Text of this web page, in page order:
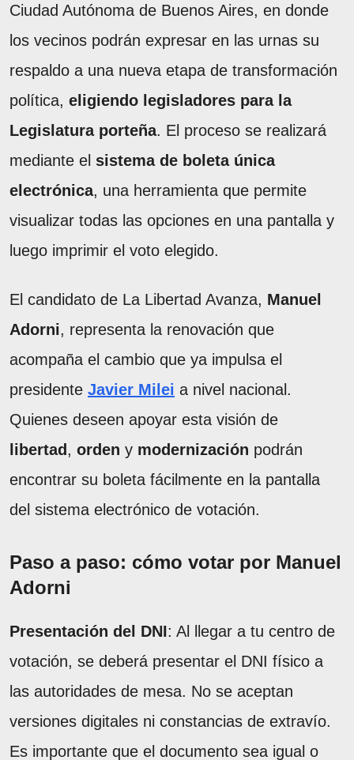
Ciudad Autónoma de Buenos Aires, en donde
los vecinos podrán expresar en las urnas su
respaldo a una nueva etapa de transformación
política, eligiendo legisladores para la
Legislatura porteña. El proceso se realizará
mediante el sistema de boleta única
electrónica, una herramienta que permite
visualizar todas las opciones en una pantalla y
luego imprimir el voto elegido.
El candidato de La Libertad Avanza, Manuel
Adorni, representa la renovación que
acompaña el cambio que ya impulsa el
presidente Javier Milei a nivel nacional.
Quienes deseen apoyar esta visión de
libertad , orden y modernización podrán
encontrar su boleta fácilmente en la pantalla
del sistema electrónico de votación.
Paso a paso: cómo votar por Manuel
Adorni
Presentación del DNI: Al llegar a tu centro de
votación, se deberá presentar el DNI físico a
las autoridades de mesa. No se aceptan
versiones digitales ni constancias de extravío.
Es importante que el documento sea igual o